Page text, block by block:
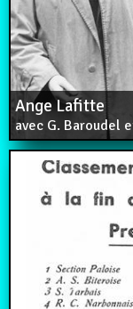
Ange Lafitte
avec G. Baroudel